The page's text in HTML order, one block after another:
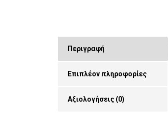
Περιγραφή
Επιπλέον πληροφορίες
Αξιολογήσεις (0)